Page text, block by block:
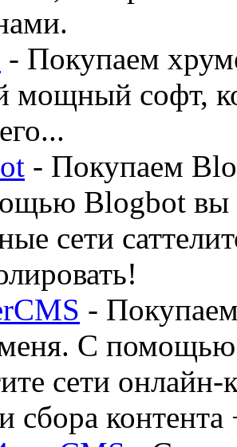
- Покупаем
софт,
- Покупаем
Blogbot вы
сети
-
С помощью
сети
сбора